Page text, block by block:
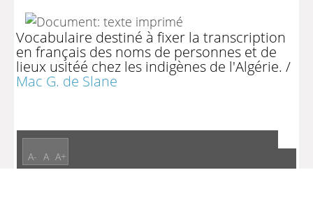
Vocabulaire destiné à fixer la transcription
en français des noms de personnes et de
lieux usitéé chez les indigènes de l'Algérie. /
Mac G. de Slane
A- A A+